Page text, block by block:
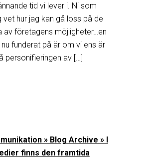
tid vi lever i. Ni som
vet hur jag kan gå loss på de
av företagens möjligheter…en
funderat på är om vi ens är
personifieringen av […]
» Blog Archive » I
finns den framtida